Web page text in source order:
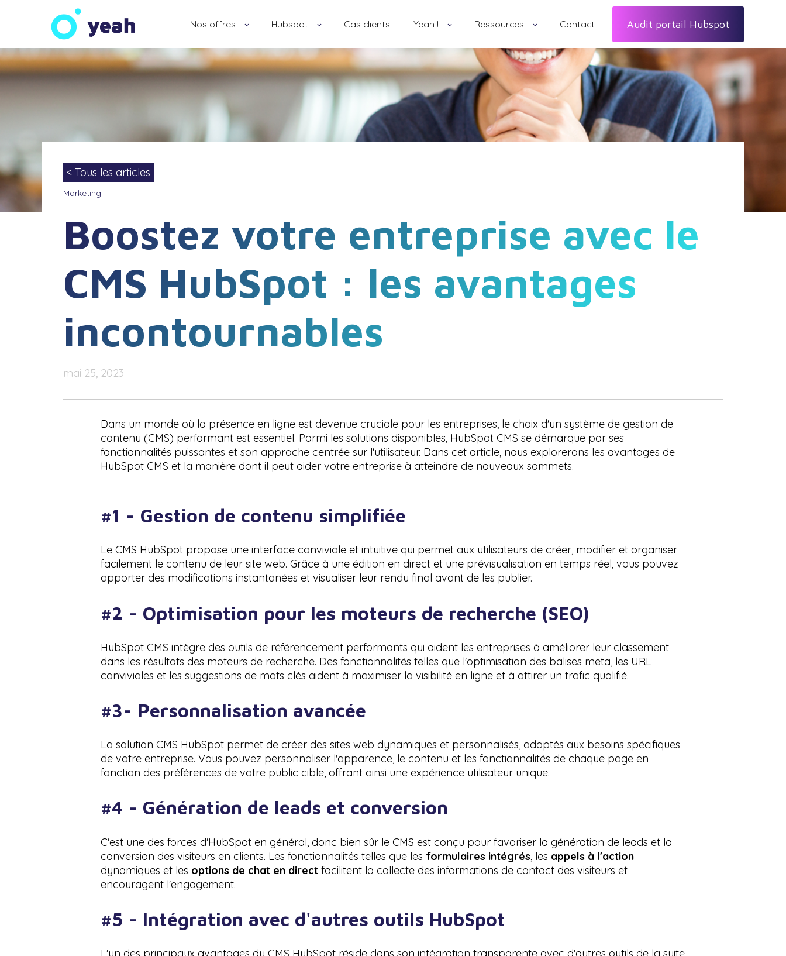
Nos offres Hubspot Cas clients Yeah ! Ressources Contact Audit portail Hubspot
< Tous les articles
Marketing
Boostez votre entreprise avec le
CMS HubSpot : les avantages
incontournables
mai 25, 2023
Dans un monde où la présence en ligne est devenue cruciale pour les entreprises, le choix d'un système de gestion de
contenu (CMS) performant est essentiel. Parmi les solutions disponibles, HubSpot CMS se démarque par ses
fonctionnalités puissantes et son approche centrée sur l'utilisateur. Dans cet article, nous explorerons les avantages de
HubSpot CMS et la manière dont il peut aider votre entreprise à atteindre de nouveaux sommets.
#1 - Gestion de contenu simplifiée
Le CMS HubSpot propose une interface conviviale et intuitive qui permet aux utilisateurs de créer, modifier et organiser
facilement le contenu de leur site web. Grâce à une édition en direct et une prévisualisation en temps réel, vous pouvez
apporter des modifications instantanées et visualiser leur rendu final avant de les publier.
#2 - Optimisation pour les moteurs de recherche (SEO)
HubSpot CMS intègre des outils de référencement performants qui aident les entreprises à améliorer leur classement
dans les résultats des moteurs de recherche. Des fonctionnalités telles que l'optimisation des balises meta, les URL
conviviales et les suggestions de mots clés aident à maximiser la visibilité en ligne et à attirer un trafic qualifié.
#3- Personnalisation avancée
La solution CMS HubSpot permet de créer des sites web dynamiques et personnalisés, adaptés aux besoins spécifiques
de votre entreprise. Vous pouvez personnaliser l'apparence, le contenu et les fonctionnalités de chaque page en
fonction des préférences de votre public cible, offrant ainsi une expérience utilisateur unique.
#4 - Génération de leads et conversion
C'est une des forces d'HubSpot en général, donc bien sûr le CMS est conçu pour favoriser la génération de leads et la
conversion des visiteurs en clients. Les fonctionnalités telles que les formulaires intégrés , les appels à l'action
dynamiques et les options de chat en direct facilitent la collecte des informations de contact des visiteurs et
encouragent l'engagement.
#5 - Intégration avec d'autres outils HubSpot
L'un des principaux avantages du CMS HubSpot réside dans son intégration transparente avec d'autres outils de la suite